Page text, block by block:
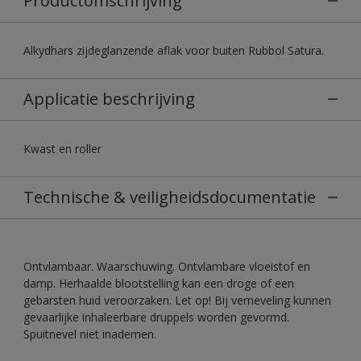
Alkydhars zijdeglanzende aflak voor buiten Rubbol Satura.
Applicatie beschrijving
Kwast en roller
Technische & veiligheidsdocumentatie
Ontvlambaar. Waarschuwing. Ontvlambare vloeistof en
damp. Herhaalde blootstelling kan een droge of een
gebarsten huid veroorzaken. Let op! Bij verneveling kunnen
gevaarlijke inhaleerbare druppels worden gevormd.
Spuitnevel niet inademen.